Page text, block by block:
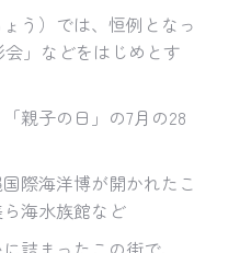
う）では、恒例となっ
」などをはじめとす
親子の日」の7月の28
際海洋博が開かれたこ
海水族館など